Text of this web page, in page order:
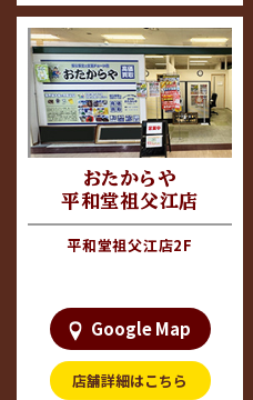
おたからや
平和堂祖父江店
平和堂祖父江店2F
Google Map
店舗詳細はこちら